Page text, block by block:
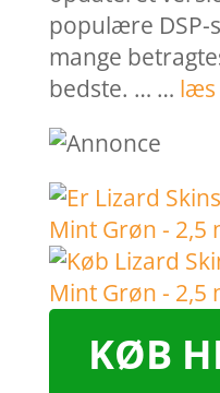
populære DSP-
mange
bedste. … … læs
KØB